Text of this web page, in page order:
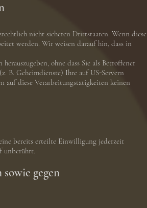
nicht sicheren Drittstaaten. Wenn diese
werden. Wir weisen darauf hin, dass in
ohne dass Sie als Betroffener
B. Geheimdienste) Ihre auf US-Servern
auf diese Verarbeitungstätigkeiten keinen
bereits erteilte Einwilligung jederzeit
unberührt.
gegen